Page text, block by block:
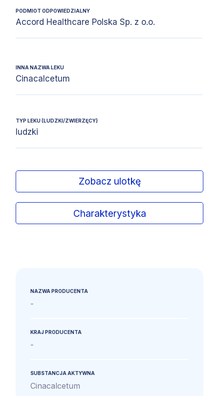
PODMIOT ODPOWIEDZIALNY
Accord Healthcare Polska Sp. z o.o.
INNA NAZWA LEKU
Cinacalcetum
TYP LEKU (LUDZKI/ZWIERZĘCY)
ludzki
Zobacz ulotkę
Charakterystyka
NAZWA PRODUCENTA
-
KRAJ PRODUCENTA
-
SUBSTANCJA AKTYWNA
Cinacalcetum